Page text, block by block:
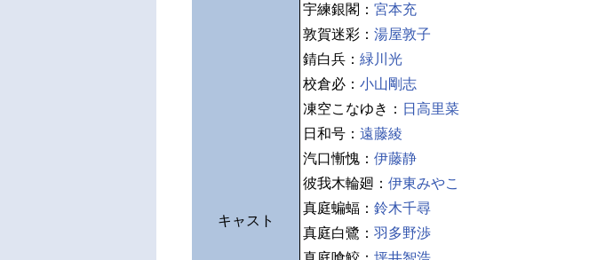
キャスト
宇練銀閣： 宮本充
敦賀迷彩： 湯屋敦子
錆白兵： 緑川光
校倉必： 小山剛志
凍空こなゆき： 日高里菜
日和号： 遠藤綾
汽口慚愧： 伊藤静
彼我木輪廻： 伊東みやこ
真庭蝙蝠： 鈴木千尋
真庭白鷺： 羽多野渉